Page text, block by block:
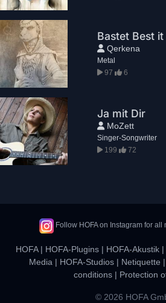
Bastet Best it
Qerkena
Metal
97
6
Ja mit Dir
MoZett
Singer-Songwriter
199
72
Follow HOFA on Instagram for all
HOFA| HOFA-Plugins | HOFA-Akustik |
Media | HOFA-Studios| Netiquette |
conditions| Protection
© 2026 HOFA